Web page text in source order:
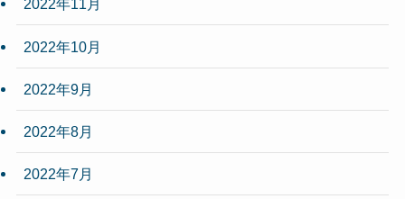
2022年11月
2022年10月
2022年9月
2022年8月
2022年7月